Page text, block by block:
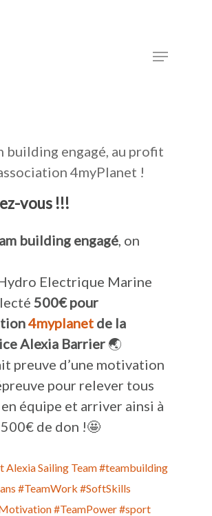
Menu
building engagé, au profit
4myPlanet !
vous !!!
building engagé, on
Electrique Marine
500€ pour
4myplanet de la
Alexia Barrier 🌏
preuve d’une motivation
pour relever tous
équipe et arriver ainsi à
de don !🤩
Alexia Sailing Team#teambuilding
#TeamWork #SoftSkills
#TeamPower#sport